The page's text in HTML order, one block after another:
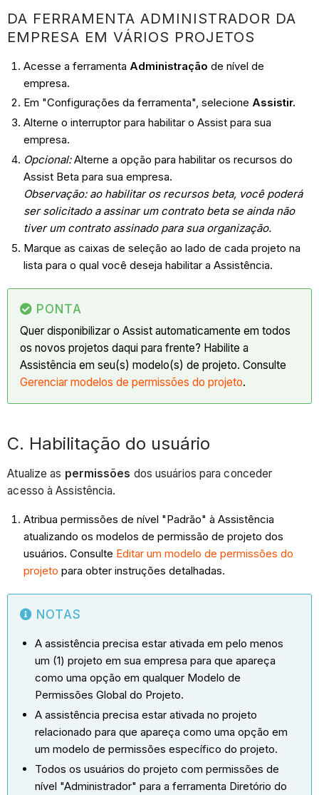
DA FERRAMENTA ADMINISTRADOR DA
EMPRESA EM VÁRIOS PROJETOS
Acesse a ferramenta Administração de nível de
empresa.
Em "Configurações da ferramenta", selecione Assistir.
Alterne o interruptor para habilitar o Assist para sua
empresa.
Opcional:Alterne a opção para habilitar os recursos do
Assist Beta para sua empresa.
Observação: ao habilitar os recursos beta, você poderá
ser solicitado a assinar um contrato beta se ainda não
tiver um contrato assinado para sua organização.
Marque as caixas de seleção ao lado de cada projeto na
lista para o qual você deseja habilitar a Assistência.
PONTA
Quer disponibilizar o Assist automaticamente em todos
os novos projetos daqui para frente? Habilite a
Assistência em seu(s) modelo(s) de projeto. Consulte
Gerenciar modelos de permissões do projeto.
C. Habilitação do usuário
Atualize as permissões dos usuários para conceder
acesso à Assistência.
Atribua permissões de nível "Padrão" à Assistência
atualizando os modelos de permissão de projeto dos
usuários. Consulte Editar um modelo de permissões do
projeto para obter instruções detalhadas.
NOTAS
A assistência precisa estar ativada em pelo menos
um (1) projeto em sua empresa para que apareça
como uma opção em qualquer Modelo de
Permissões Global do Projeto.
A assistência precisa estar ativada no projeto
relacionado para que apareça como uma opção em
um modelo de permissões específico do projeto.
Todos os usuários do projeto com permissões de
nível "Administrador" para a ferramenta Diretório do